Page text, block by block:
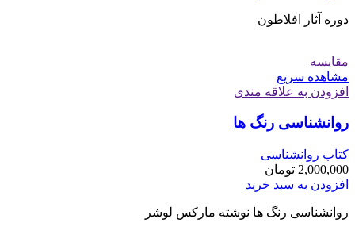
دوره آثار افلاطون
مقایسه
مشاهده سریع
افزودن به علاقه مندی
روانشناسی رنگ ها
کتاب روانشناسی
2,000,000 تومان
افزودن به سبد خرید
روانشناسی رنگ ها نوشته مارکس لوشر